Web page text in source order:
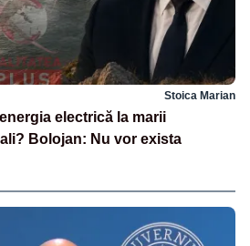
Stoica Marian
electrică la marii
Bolojan: Nu vor exista